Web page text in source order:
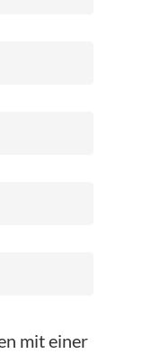
mit einer